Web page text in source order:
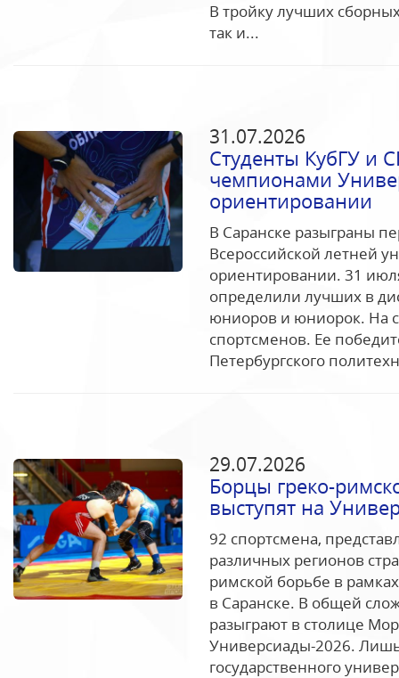
В тройку лучших
так и...
31.07.2026
Студенты КубГУ и
чемпионами
ориентировании
В Саранске разыграны
Всероссийской летней
ориентировании. 31
определили лучших в
юниоров и юниорок. На
спортсменов. Ее
Петербургского
29.07.2026
Борцы греко-
выступят на
92 спортсмена,
различных регионов
римской борьбе в
в Саранске. В общей
разыграют в столице
Универсиады-2026.
государственного